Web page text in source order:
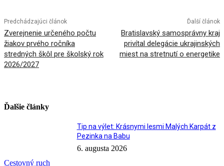
Predchádzajúci článok
Zverejnenie určeného počtu
žiakov prvého ročníka
stredných škôl pre školský rok
2026/2027
Ďalší článok
Bratislavský samosprávny kraj
privítal delegácie ukrajinských
miest na stretnutí o energetike
Ďalšie články
Cestovný ruch
Tip na výlet: Krásnymi lesmi Malých Karpát z
Pezinka na Babu
6. augusta 2026